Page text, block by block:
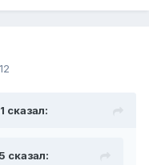
сказал:
сказал: